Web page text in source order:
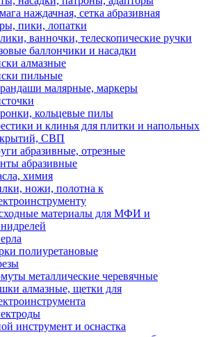
наждачная, сетка абразивная
пики, лопатки
ванночки, телескопические ручки
баллончики и насадки
алмазные
пильные
малярные, маркеры
кольцевые пилы
и клинья для плитки и напольных
СВП
абразивные, отрезные
абразивные
химия
ножи, полотна к
материалы для МФИ и
полиуретановые
металлические черевячные
алмазные, щетки для
инструмент и оснастка